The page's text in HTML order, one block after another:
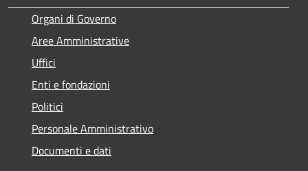
Organi di Governo
Aree Amministrative
Uffici
Enti e fondazioni
Politici
Personale Amministrativo
Documenti e dati